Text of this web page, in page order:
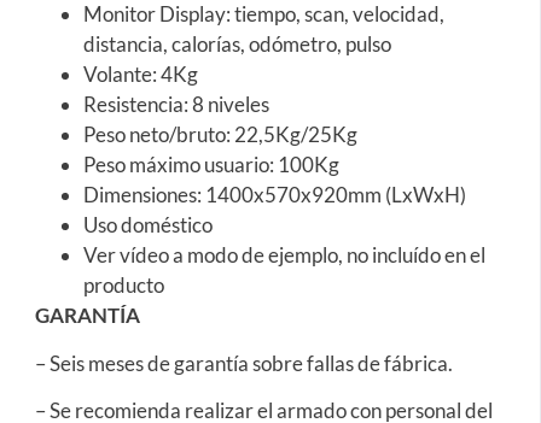
Monitor Display: tiempo, scan, velocidad,
distancia, calorías, odómetro, pulso
Volante: 4Kg
Resistencia: 8 niveles
Peso neto/bruto: 22,5Kg/25Kg
Peso máximo usuario: 100Kg
Dimensiones: 1400x570x920mm (LxWxH)
Uso doméstico
Ver vídeo a modo de ejemplo, no incluído en el
producto
GARANTÍA
– Seis meses de garantía sobre fallas de fábrica.
– Se recomienda realizar el armado con personal del